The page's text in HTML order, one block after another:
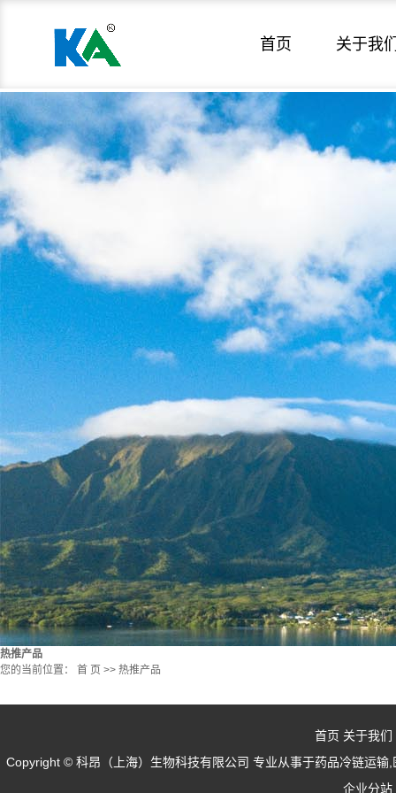
首页 关于我
热推产品
您的当前位置： 首 页 >> 热推产品
首页 关于我们
Copyright © 科昂（上海）生物科技有限公司 专业从事于药品冷链运输
企业分站